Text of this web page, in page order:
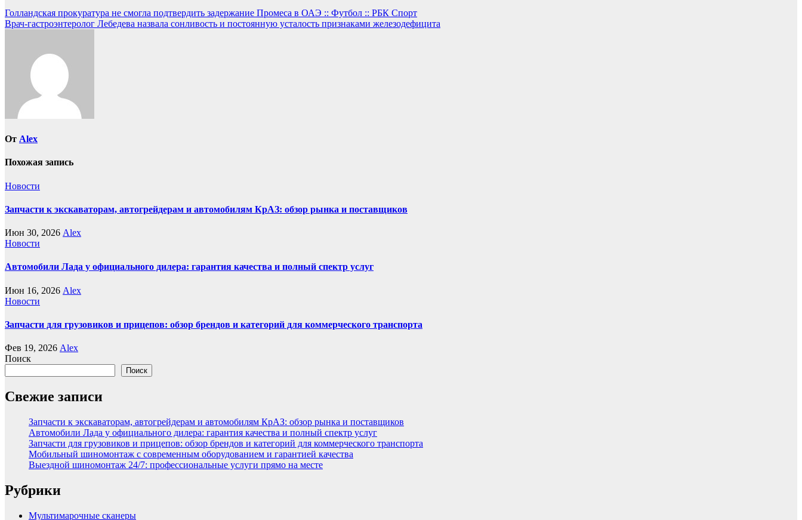
Навигация
по
Голландская прокуратура не смогла подтвердить задержание Промеса в ОАЭ :: Футбол :: РБК Спорт
Врач-гастроэнтеролог Лебедева назвала сонливость и постоянную усталость признаками железодефицита
От Alex
Похожая запись
Новости
Запчасти к экскаваторам, автогрейдерам и автомобилям КрАЗ: обзор рынка и поставщиков
Июн 30, 2026 Alex
Новости
Автомобили Лада у официального дилера: гарантия качества и полный спектр услуг
Июн 16, 2026 Alex
Новости
Запчасти для грузовиков и прицепов: обзор брендов и категорий для коммерческого транспорта
Фев 19, 2026 Alex
Поиск
Поиск
Свежие записи
Запчасти к экскаваторам, автогрейдерам и автомобилям КрАЗ: обзор рынка и поставщиков
Автомобили Лада у официального дилера: гарантия качества и полный спектр услуг
Запчасти для грузовиков и прицепов: обзор брендов и категорий для коммерческого транспорта
Мобильный шиномонтаж с современным оборудованием и гарантией качества
Выездной шиномонтаж 24/7: профессиональные услуги прямо на месте
Рубрики
Мультимарочные сканеры